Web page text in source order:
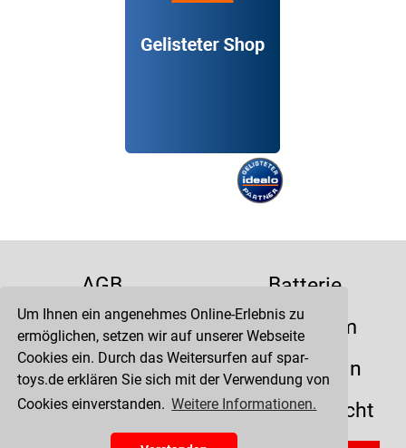
Um Ihnen ein angenehmes Online-Erlebnis zu
ermöglichen, setzen wir auf unserer Webseite
Cookies ein. Durch das Weitersurfen auf spar-
toys.de erklären Sie sich mit der Verwendung von
Cookies einverstanden. Weitere Informationen.
AGB
Batterie
Datenschutz
Impressum
Kontakt
Liefertermin
Versandkosten
Widerrufsrecht